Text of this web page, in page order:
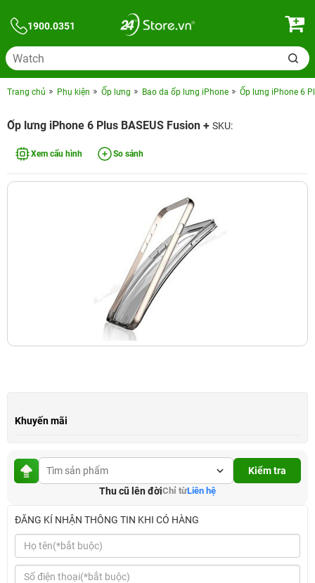
1900.0351
Trang chủ Phụ kiện Ốp lưng Bao da ốp lưng iPhone Ốp lưng iPhone 6
Ốp lưng iPhone 6 Plus BASEUS Fusion + SKU:
Xem cấu hình So sánh
Khuyến mãi
Kiểm tra
Thu cũ lên đờiChỉ từLiên hệ
ĐĂNG KÍ NHẬN THÔNG TIN KHI CÓ HÀNG